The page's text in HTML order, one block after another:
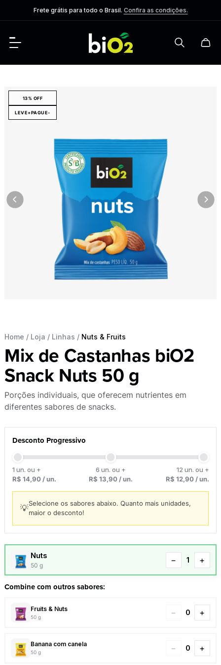
Frete grátis para todo o Brasil. Confira as condições.
13% OFF
LEVE+PAGUE-
Home / Loja / Linhas / Nuts & Fruits
Mix de Castanhas biO2
Snack Nuts 50 g
Porções individuais, que oferecem nutrientes em
diferentes sabores de snacks.
Desconto Progressivo
1 un. ou +
R$ 14,90/ un.
6 un. ou +
R$ 13,90/ un.
12 un. ou +
R$ 12,90/ un.
💡Selecione os sabores abaixo. Quanto mais unidades,
maior o desconto!
Nuts
50 g
− +
Combine com outros sabores:
Fruits & Nuts
50 g − +
Banana com canela
50 g − +